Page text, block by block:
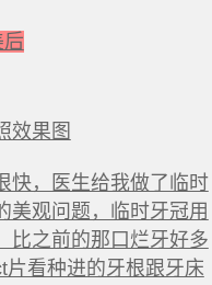
后
效果图
快，医生给我做了临时
美观问题，临时牙冠用
比之前的那口烂牙好多
片看种进的牙根跟牙床